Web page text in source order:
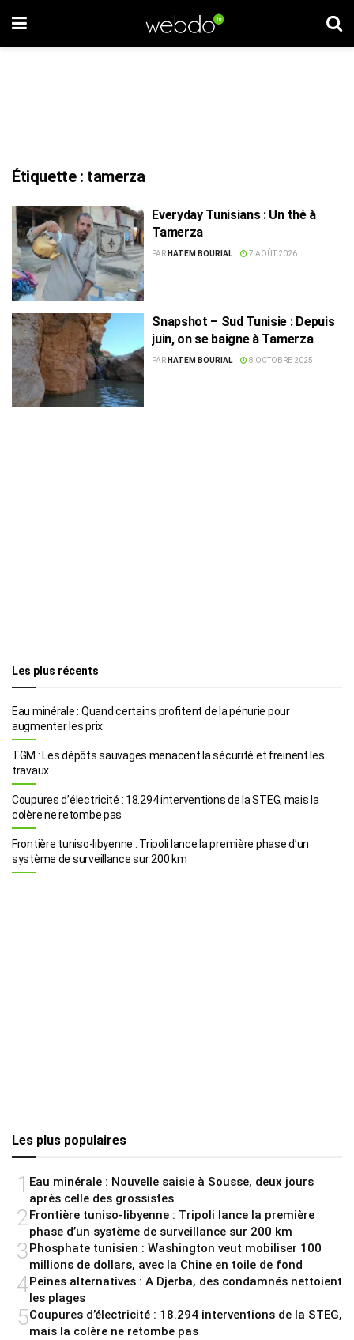
Étiquette : tamerza
Everyday Tunisians : Un thé à
Tamerza
PAR HATEM BOURIAL 7 AOÛT 2026
Snapshot – Sud Tunisie : Depuis
juin, on se baigne à Tamerza
PAR HATEM BOURIAL 8 OCTOBRE 2025
Les plus récents
Eau minérale : Quand certains profitent de la pénurie pour
augmenter les prix
TGM : Les dépôts sauvages menacent la sécurité et freinent les
travaux
Coupures d’électricité : 18.294 interventions de la STEG, mais la
colère ne retombe pas
Frontière tuniso-libyenne : Tripoli lance la première phase d’un
système de surveillance sur 200 km
Les plus populaires
1 Eau minérale : Nouvelle saisie à Sousse, deux jours
après celle des grossistes
2Frontière tuniso-libyenne : Tripoli lance la première
phase d’un système de surveillance sur 200 km
3Phosphate tunisien : Washington veut mobiliser 100
millions de dollars, avec la Chine en toile de fond
4Peines alternatives : A Djerba, des condamnés nettoient
les plages
5Coupures d’électricité : 18.294 interventions de la STEG,
mais la colère ne retombe pas